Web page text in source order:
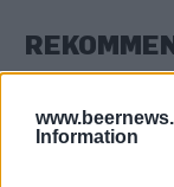
Information